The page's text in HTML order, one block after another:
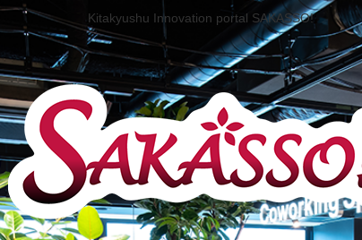
Kitakyushu Innovation portal SAKASSO!